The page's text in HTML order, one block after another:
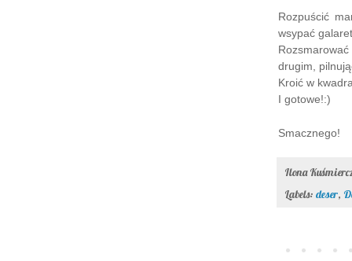
Rozpuścić
wsypać
drugim,
Kroić w
I gotowe!:)
Smacznego!
Ilona
Labels: deser,